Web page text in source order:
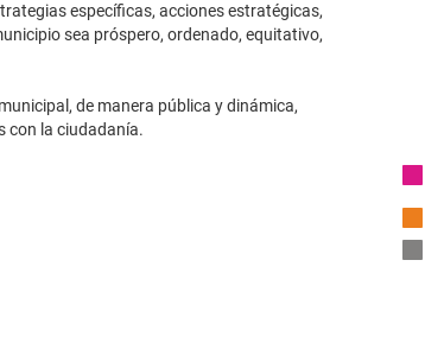
específicas, acciones estratégicas,
sea próspero, ordenado, equitativo,
de manera pública y dinámica,
con la ciudadanía.